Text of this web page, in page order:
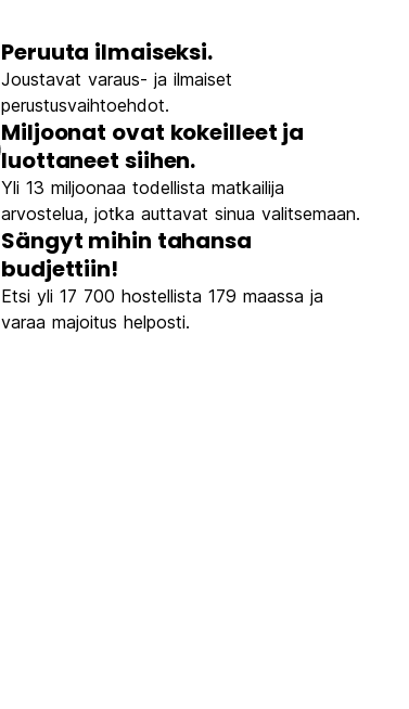
Peruuta ilmaiseksi.
Joustavat varaus- ja ilmaiset
perustusvaihtoehdot.
Miljoonat ovat kokeilleet ja
luottaneet siihen.
Yli 13 miljoonaa todellista matkailija
arvostelua, jotka auttavat sinua valitsemaan.
Sängyt mihin tahansa
budjettiin!
Etsi yli 17 700 hostellista 179 maassa ja
varaa majoitus helposti.